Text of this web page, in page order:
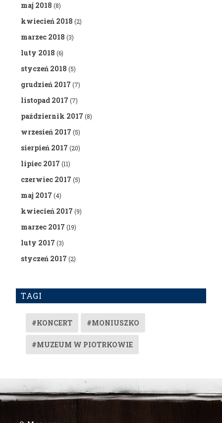
maj 2018 (8)
kwiecień 2018 (2)
marzec 2018 (3)
luty 2018 (6)
styczeń 2018 (5)
grudzień 2017 (7)
listopad 2017 (7)
październik 2017 (8)
wrzesień 2017 (5)
sierpień 2017 (20)
lipiec 2017 (11)
czerwiec 2017 (5)
maj 2017 (4)
kwiecień 2017 (9)
marzec 2017 (19)
luty 2017 (3)
styczeń 2017 (2)
TAGI
#KONCERT #MONIUSZKO
#MUZEUM W PIOTRKOWIE